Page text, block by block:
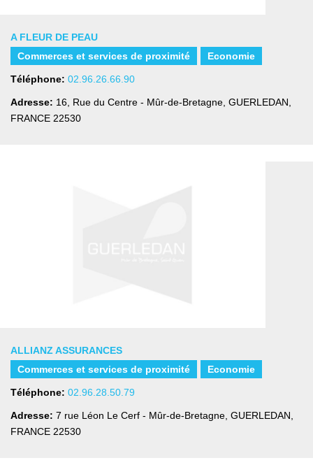
A FLEUR DE PEAU
Commerces et services de proximité
Economie
Téléphone: 02.96.26.66.90
Adresse: 16, Rue du Centre - Mûr-de-Bretagne GUERLEDAN,
FRANCE 22530
ALLIANZ ASSURANCES
Commerces et services de proximité
Economie
Téléphone: 02.96.28.50.79
Adresse: 7 rue Léon Le Cerf - Mûr-de-Bretagne GUERLEDAN,
FRANCE 22530